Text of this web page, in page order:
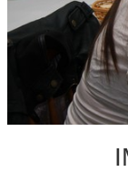
Noticias de interés